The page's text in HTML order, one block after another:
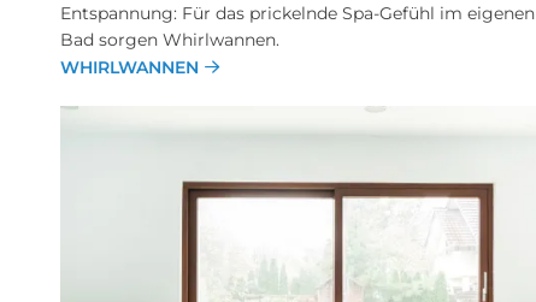
Entspannung: Für das prickelnde Spa-Gefühl im eigenen
Bad sorgen Whirlwannen.
WHIRLWANNEN